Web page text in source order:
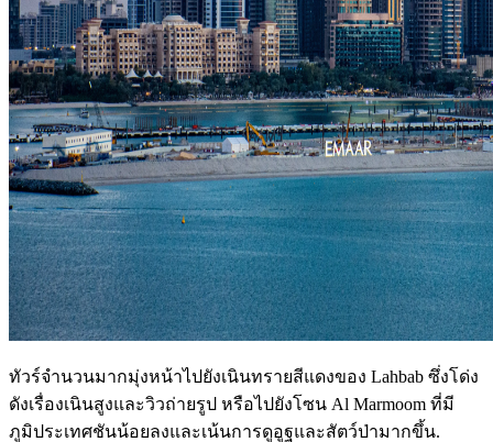
ทัวร์จำนวนมากมุ่งหน้าไปยังเนินทรายสีแดงของ Lahbab ซึ่งโด่ง
ดังเรื่องเนินสูงและวิวถ่ายรูป หรือไปยังโซน Al Marmoom ที่มี
ภูมิประเทศชันน้อยลงและเน้นการดูอูฐและสัตว์ป่ามากขึ้น.